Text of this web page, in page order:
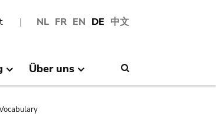
NL FR EN DE 中文
Über uns